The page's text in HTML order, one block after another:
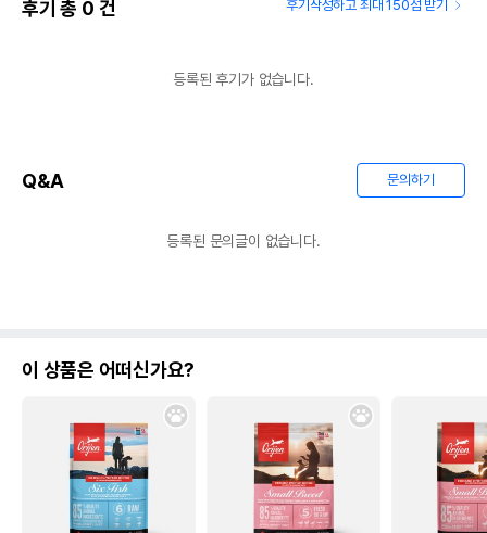
후기 총 0 건 후기작성하고 최대 150점 받기
등록된 후기가 없습니다.
Q&A 문의하기
등록된 문의글이 없습니다.
이 상품은 어떠신가요?